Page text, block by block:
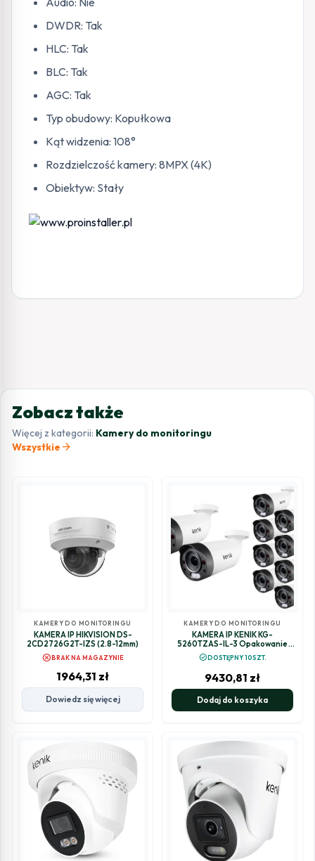
DWDR: Tak
HLC: Tak
BLC: Tak
AGC: Tak
Typ obudowy: Kopułkowa
Kąt widzenia: 108°
Rozdzielczość kamery: 8MPX (4K)
Obiektyw: Stały
Zobacz także
Więcej z kategorii: Kamery do monitoringu
Wszystkie arrow_forward
KAMERY DO MONITORINGU
KAMERA IP HIKVISION DS-
2CD2726G2T-IZS (2.8-12mm)
cancelBRAK NA MAGAZYNIE
1964,31 zł
Dowiedz się więcej
KAMERY DO MONITORINGU
KAMERA IP KENIK KG-
5260TZAS-IL-3 Opakowanie
zbiorcze 10szt.
check_circleDOSTĘPNY 10SZT.
9430,81 zł
Dodaj do koszyka